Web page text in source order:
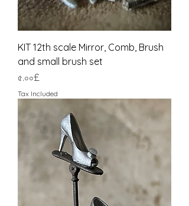
KIT 12th scale Mirror, Comb, Brush
and small brush set
Price
৫.০০£
Tax Included